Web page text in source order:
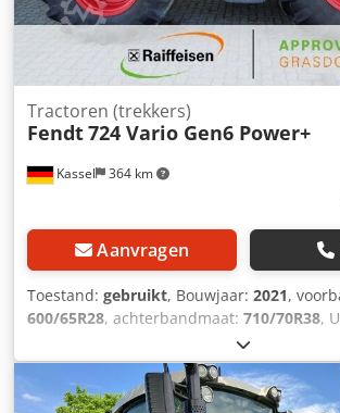
Kassel 364 km
Tractoren (trekkers)
Fendt724 Vario Gen6 Power+
Aanvragen
Toestand: gebruikt, Bouwjaar: 2021,
600/65R28, achterbandmaat: 710/70R38,